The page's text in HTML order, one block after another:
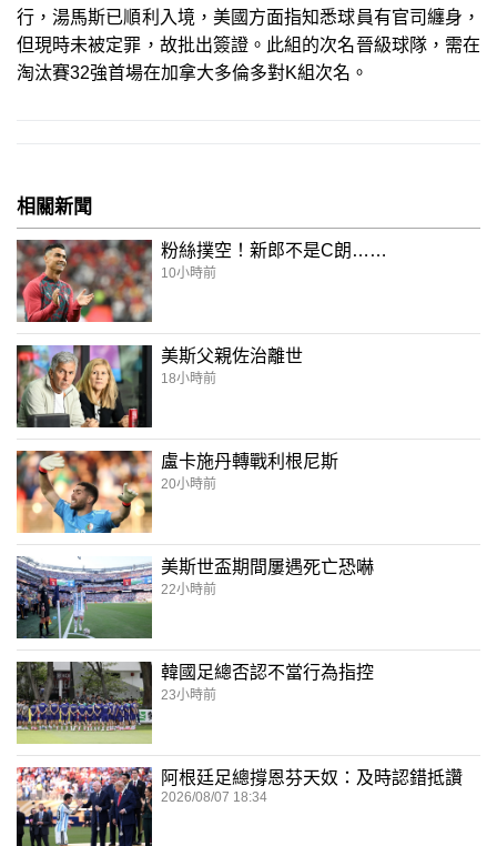
行，湯馬斯已順利入境，美國方面指知悉球員有官司纏身，
但現時未被定罪，故批出簽證。此組的次名晉級球隊，需在
淘汰賽32強首場在加拿大多倫多對K組次名。
相關新聞
粉絲撲空！新郎不是C朗……
10小時前
美斯父親佐治離世
18小時前
盧卡施丹轉戰利根尼斯
20小時前
美斯世盃期間屢遇死亡恐嚇
22小時前
韓國足總否認不當行為指控
23小時前
阿根廷足總撐恩芬天奴：及時認錯抵讚
2026/08/07 18:34